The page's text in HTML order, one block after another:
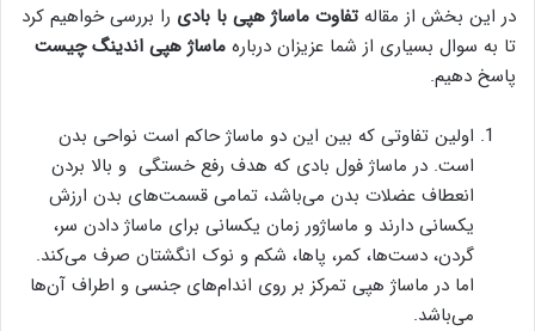
در این بخش از مقاله تفاوت ماساژ هپی با بادی را بررسی خواهیم کرد
تا به سوال بسیاری از شما عزیزان درباره ماساژ هپی اندینگ چیست
پاسخ دهیم.
اولین تفاوتی که بین این دو ماساژ حاکم است نواحی بدن
است. در ماساژ فول بادی که هدف رفع خستگی و بالا بردن
انعطاف عضلات بدن می‌باشد، تمامی قسمت‌های بدن ارزش
یکسانی دارند و ماساژور زمان یکسانی برای ماساژ دادن سر،
گردن، دست‌ها، کمر، پاها، شکم و نوک انگشتان صرف می‌کند.
اما در ماساژ هپی تمرکز بر روی اندام‌های جنسی و اطراف آن‌ها
می‌باشد.